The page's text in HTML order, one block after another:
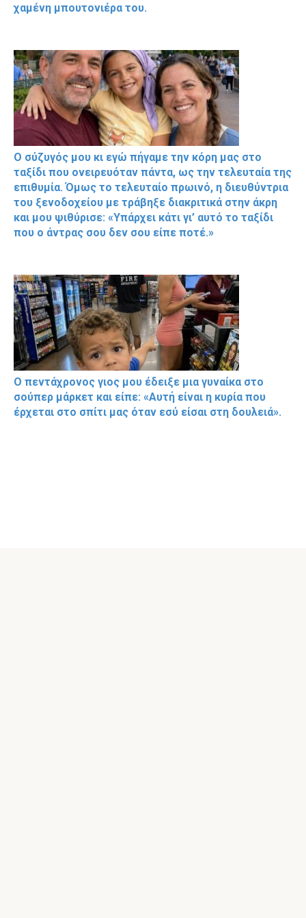
χαμένη μπουτονιέρα του.
Ο σύζυγός μου κι εγώ πήγαμε την κόρη μας στο
ταξίδι που ονειρευόταν πάντα, ως την τελευταία της
επιθυμία. Όμως το τελευταίο πρωινό, η διευθύντρια
του ξενοδοχείου με τράβηξε διακριτικά στην άκρη
και μου ψιθύρισε: «Υπάρχει κάτι γι’ αυτό το ταξίδι
που ο άντρας σου δεν σου είπε ποτέ.»
Ο πεντάχρονος γιος μου έδειξε μια γυναίκα στο
σούπερ μάρκετ και είπε: «Αυτή είναι η κυρία που
έρχεται στο σπίτι μας όταν εσύ είσαι στη δουλειά».